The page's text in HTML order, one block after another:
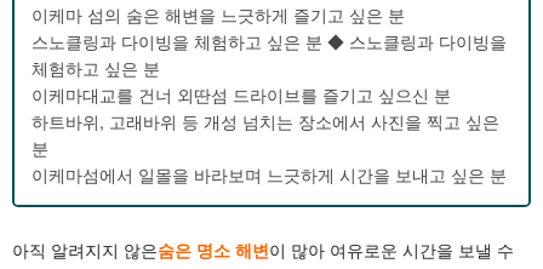
이케마 섬의 숨은 해변을 느긋하게 즐기고 싶은 분
스노클링과 다이빙을 체험하고 싶은 분 ◆ 스노클링과 다이빙을
체험하고 싶은 분
이케마대교를 건너 외딴섬 드라이브를 즐기고 싶으신 분
하트바위, 고래바위 등 개성 넘치는 장소에서 사진을 찍고 싶은
분
이케마섬에서 일몰을 바라보며 느긋하게 시간을 보내고 싶은 분
아직 알려지지 않은숨은 명소 해변이 많아 여유로운 시간을 보낼 수